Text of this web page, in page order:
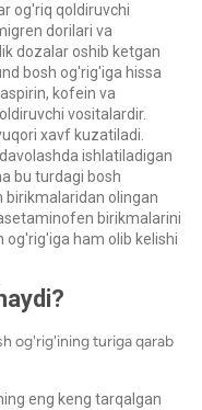
og'riq qoldiruvchi
dorilari va
dozalar oshib ketgan
bosh og'rig'iga hissa
kofein va
vositalardir.
xavf kuzatiladi.
ishlatiladigan
bu turdagi bosh
birikmalaridan olingan
birikmalarini
og'rig'iga ham olib kelishi
og'rig'ining turiga qarab
eng keng tarqalgan